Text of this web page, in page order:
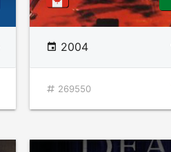
2004
269550